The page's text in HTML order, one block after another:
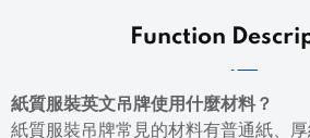
Function
紙質服裝英文吊牌使用什麼材料？
紙質服裝吊牌常見的材料有普通紙、